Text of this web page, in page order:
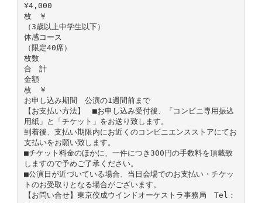
¥4,000
枚 ￥
（3歳以上中学生以下）
体感コース
（限定40席）
枚数
合 計
金額
枚 ￥
お申し込み期間 公演の1週間前まで
【お支払い方法】 ■お申し込み受付後、「コンビニ専用振込
用紙」と「チケット」をお送り致します。
到着後、支払い期限内にお近くのコンビニエンスストアにてお
支払いをお願い致します。
■チケット料金のほかに、一件につき300円の手数料を頂戴致
しますので予めご了承ください。
■公演日が近づいている場合、当日会場でのお支払い・チケッ
トのお受取りとなる場合がございます。
【お問い合せ】東京佼成ウインドオーケストラ事務局 Tel：